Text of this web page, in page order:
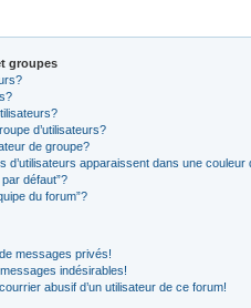
groupes
d’utilisateurs?
de groupe?
d’utilisateurs apparaissent dans une couleur
par défaut”?
du forum”?
messages privés!
indésirables!
abusif d’un utilisateur de ce forum!